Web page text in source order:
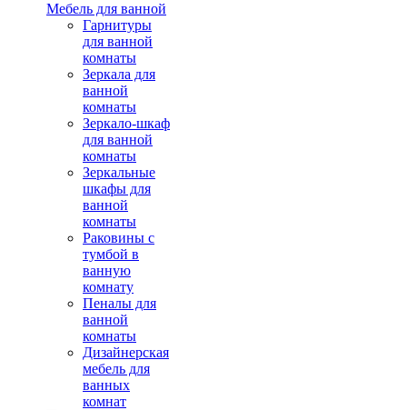
Мебель для ванной
Гарнитуры
для ванной
комнаты
Зеркала для
ванной
комнаты
Зеркало-шкаф
для ванной
комнаты
Зеркальные
шкафы для
ванной
комнаты
Раковины с
тумбой в
ванную
комнату
Пеналы для
ванной
комнаты
Дизайнерская
мебель для
ванных
комнат